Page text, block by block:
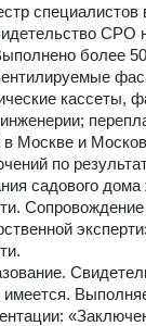
специалистов
СРО
более
кассеты,
Москве и
по
садового